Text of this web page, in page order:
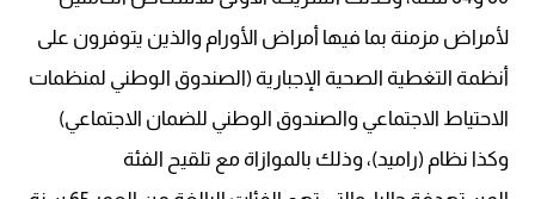
لأمراض مزمنة بما فيها أمراض الأورام والذين يتوفرون على
أنظمة التغطية الصحية الإجبارية (الصندوق الوطني لمنظمات
الاحتياط الاجتماعي والصندوق الوطني للضمان الاجتماعي)
وكذا نظام (راميد)، وذلك بالموازاة مع تلقيح الفئة